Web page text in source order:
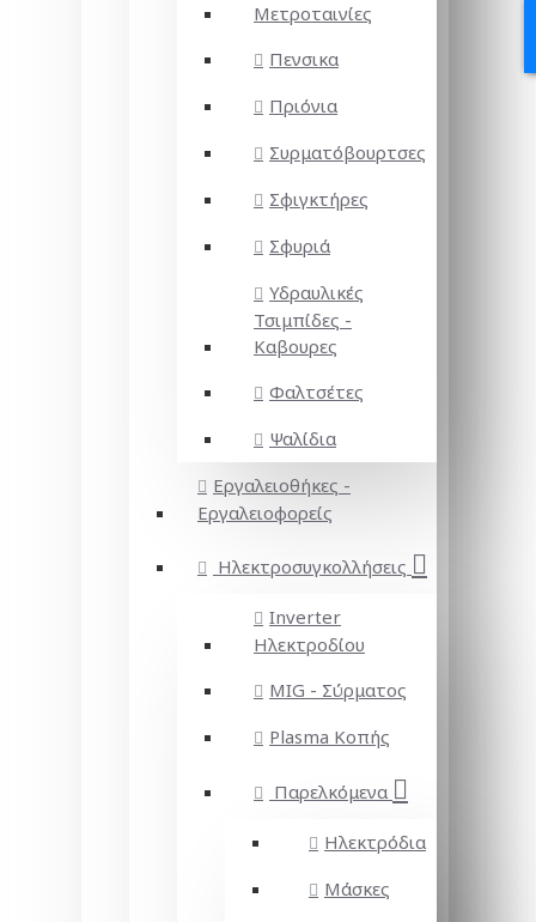
Μετροταινίες
Πενσικα
Πριόνια
Συρματόβουρτσες
Σφιγκτήρες
Σφυριά
Υδραυλικές
Τσιμπίδες -
Καβουρες
Φαλτσέτες
Ψαλίδια
Εργαλειοθήκες -
Εργαλειοφορείς
Ηλεκτροσυγκολλήσεις
Inverter
Ηλεκτροδίου
MIG - Σύρματος
Plasma Κοπής
Παρελκόμενα
Ηλεκτρόδια
Μάσκες